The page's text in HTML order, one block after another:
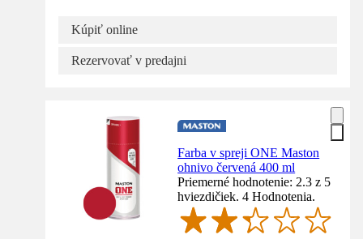
Kúpiť online
Rezervovať v predajni
Farba v spreji ONE Maston
ohnivo červená 400 ml
Priemerné hodnotenie: 2.3 z 5
hviezdičiek. 4 Hodnotenia.